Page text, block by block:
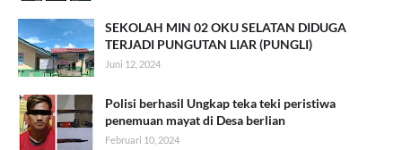
SEKOLAH MIN 02 OKU SELATAN DIDUGA
TERJADI PUNGUTAN LIAR (PUNGLI)
Juni 12, 2024
Polisi berhasil Ungkap teka teki peristiwa
penemuan mayat di Desa berlian
Februari 10, 2024